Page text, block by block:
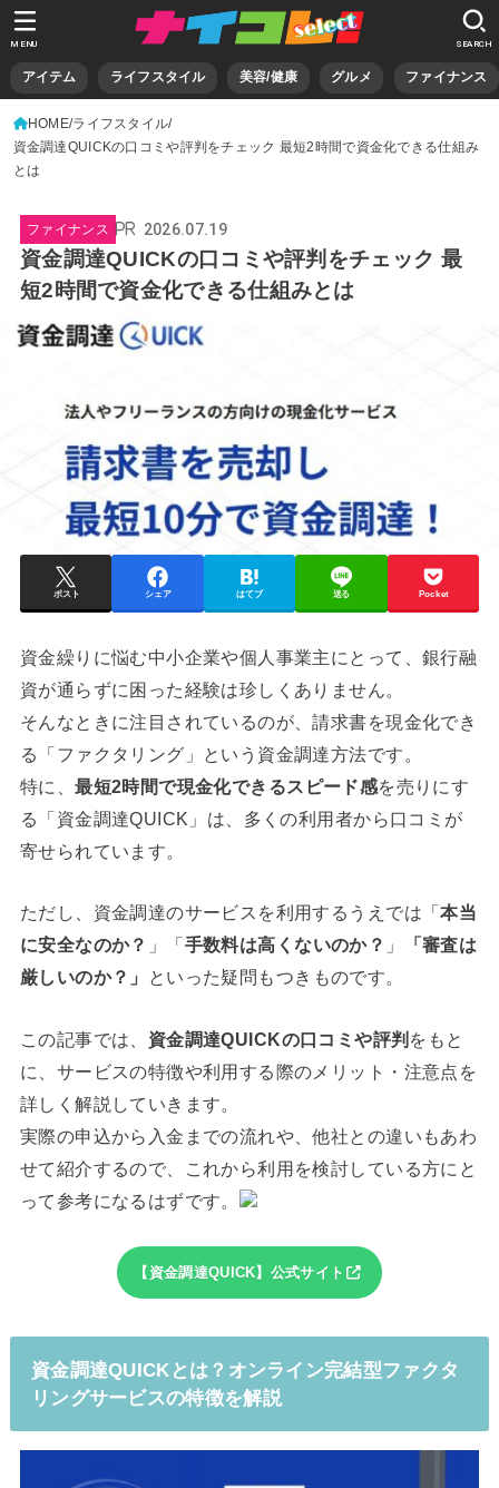
アイテム ライフスタイル 美容/健康 グルメ ファイナンス
SEARCH
MENU
HOME ライフスタイル
資金調達QUICKの口コミや評判をチェック 最短2時間で資金化できる仕組み
とは
ファイナンス 2026.07.19
資金調達QUICKの口コミや評判をチェック 最
短2時間で資金化できる仕組みとは
ポスト シェア はてブ 送る Pocket
資金繰りに悩む中小企業や個人事業主にとって、銀行融
資が通らずに困った経験は珍しくありません。
そんなときに注目されているのが、請求書を現金化でき
る「ファクタリング」という資金調達方法です。
特に、最短2時間で現金化できるスピード感を売りにす
る「資金調達QUICK」は、多くの利用者から口コミが
寄せられています。
ただし、資金調達のサービスを利用するうえでは「本当
に安全なのか？ 」「 手数料は高くないのか？ 」
「審査は
厳しいのか？」
といった疑問もつきものです。
この記事では、 資金調達QUICKの口コミや評判 をもと
に、サービスの特徴や利用する際のメリット・注意点を
詳しく解説していきます。
実際の申込から入金までの流れや、他社との違いもあわ
せて紹介するので、これから利用を検討している方にと
って参考になるはずです。
【資金調達QUICK】公式サイト
資金調達QUICKとは？オンライン完結型ファクタ
リングサービスの特徴を解説